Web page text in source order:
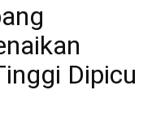
Dipicu